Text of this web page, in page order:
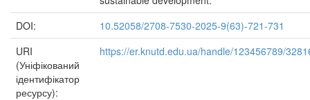
DOI:
10.52058/2708-7530-2025-9(63)-721-731
URI
(Уніфікований
ідентифікатор
ресурсу):
https://er.knutd.edu.ua/handle/123456789/